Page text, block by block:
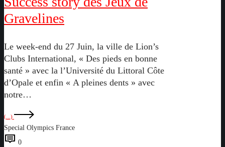
Gravelines
Le week-end du 27 Juin, la ville de Lion’s
Clubs International, « Des pieds en bonne
santé » avec la l’Université du Littoral Côte
d’Opale et enfin « A pleines dents » avec
notre…
(...)
Special Olympics France
0